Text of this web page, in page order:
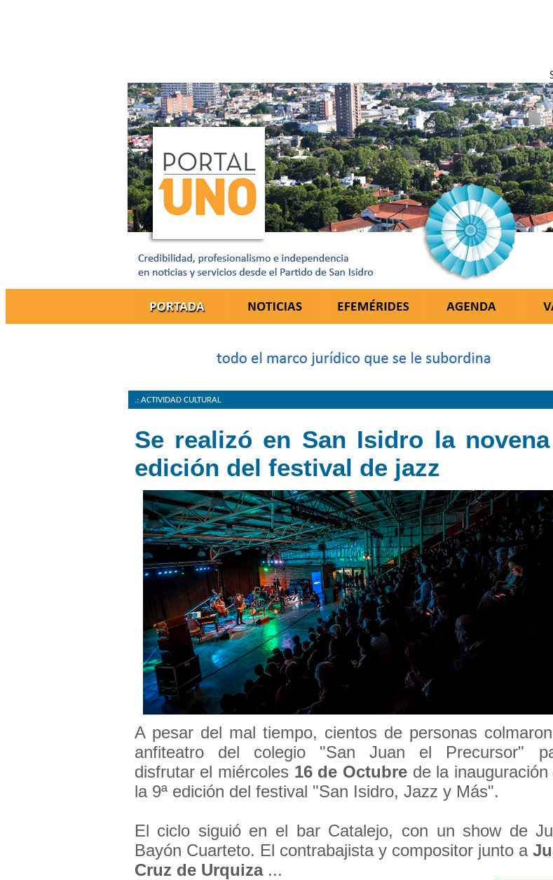
.: ACTIVIDAD CULTURAL
Se realizó en San Isidro la novena
edición del festival de jazz
A pesar del mal tiempo, cientos de personas
anfiteatro del colegio "San Juan el Precursor"
disfrutar el miércoles 16 de Octubrede la inauguración
la 9ª edición del festival "San Isidro, Jazz y Más".
El ciclo siguió en el bar Catalejo, con un show de
Bayón Cuarteto. El contrabajista y compositor junto a
Cruz de Urquiza...